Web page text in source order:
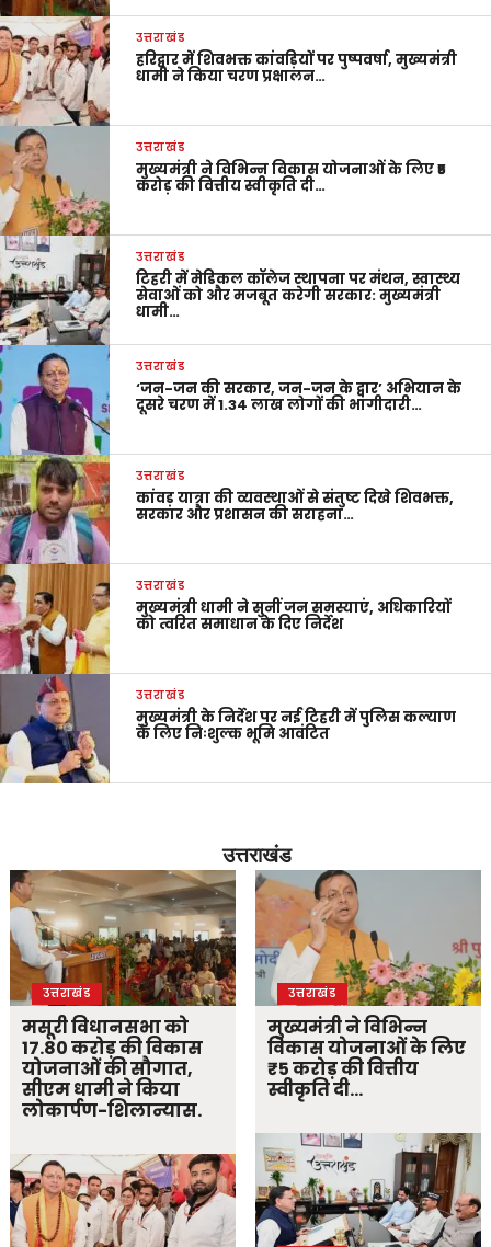
उत्तराखंड
हरिद्वार में शिवभक्त कांवड़ियों पर पुष्पवर्षा, मुख्यमंत्री
धामी ने किया चरण प्रक्षालन…
उत्तराखंड
मुख्यमंत्री ने विभिन्न विकास योजनाओं के लिए ₹5
करोड़ की वित्तीय स्वीकृति दी…
उत्तराखंड
टिहरी में मेडिकल कॉलेज स्थापना पर मंथन, स्वास्थ्य
सेवाओं को और मजबूत करेगी सरकार: मुख्यमंत्री
धामी…
उत्तराखंड
‘जन-जन की सरकार, जन-जन के द्वार’ अभियान के
दूसरे चरण में 1.34 लाख लोगों की भागीदारी…
उत्तराखंड
कांवड़ यात्रा की व्यवस्थाओं से संतुष्ट दिखे शिवभक्त,
सरकार और प्रशासन की सराहना…
उत्तराखंड
मुख्यमंत्री धामी ने सुनीं जन समस्याएं, अधिकारियों
को त्वरित समाधान के दिए निर्देश
उत्तराखंड
मुख्यमंत्री के निर्देश पर नई टिहरी में पुलिस कल्याण
के लिए निःशुल्क भूमि आवंटित
उत्तराखंड
उत्तराखंड
मसूरी विधानसभा को
17.80 करोड़ की विकास
योजनाओं की सौगात,
सीएम धामी ने किया
लोकार्पण-शिलान्यास.
उत्तराखंड
मुख्यमंत्री ने विभिन्न
विकास योजनाओं के लिए
₹5 करोड़ की वित्तीय
स्वीकृति दी…